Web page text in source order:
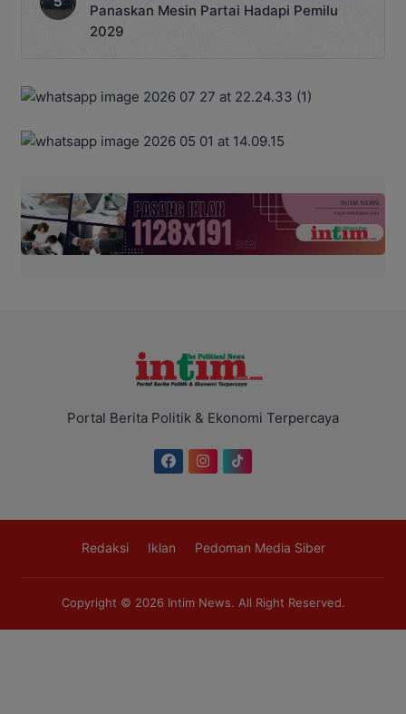
Panaskan Mesin Partai Hadapi Pemilu
2029
Portal Berita Politik & Ekonomi Terpercaya
Redaksi Iklan Pedoman Media Siber
Copyright © 2026 Intim News. All Right Reserved.